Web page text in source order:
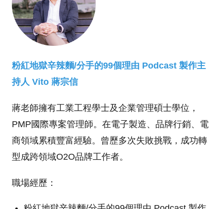
粉紅地獄辛辣麵/分手的99個理由 Podcast 製作主
持人 Vito 蔣宗信
蔣老師擁有工業工程學士及企業管理碩士學位，
PMP國際專案管理師。在電子製造、品牌行銷、電
商領域累積豐富經驗。曾歷多次失敗挑戰，成功轉
型成跨領域O2O品牌工作者。
職場經歷：